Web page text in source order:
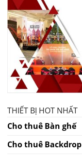
THIẾT BỊ HOT NHẤT
Cho thuê Bàn ghế
Cho thuê Backdrop